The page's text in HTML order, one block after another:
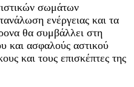
σωμάτων
ενέργειας και τα
θα συμβάλλει στη
και ασφαλούς αστικού
και τους επισκέπτες της